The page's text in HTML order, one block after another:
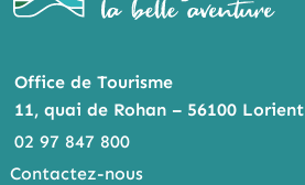
Office de Tourisme
11, quai de Rohan – 56100 Lorient
02 97 847 800
Contactez-nous